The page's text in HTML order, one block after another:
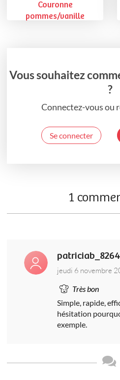
Couronne
pommes/vanille
Vous souhaitez
?
Connectez-vous ou
Se connecter
1
patriciab_8264
jeudi 6 novembre
Très bon
Simple, rapide,
hésitation
exemple.